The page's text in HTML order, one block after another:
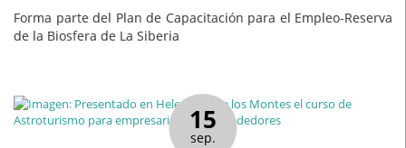
Forma parte del Plan de Capacitación para el Empleo-Reserva
de la Biosfera de La Siberia
15
sep.